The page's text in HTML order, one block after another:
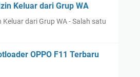
Keluar dari Grup WA
dari Grup WA - Salah satu
OPPO F11 Terbaru